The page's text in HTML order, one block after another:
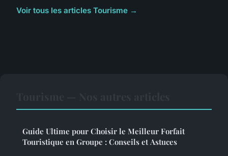
Voir tous les articles Tourisme →
Guide Ultime pour Choisir le Meilleur Forfait
Touristique en Groupe : Conseils et Astuces